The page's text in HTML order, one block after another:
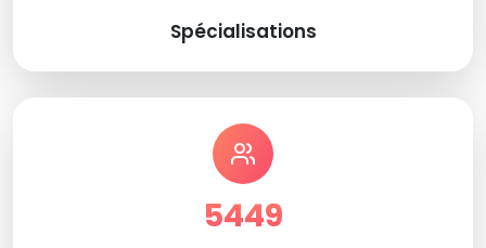
Spécialisations
5449